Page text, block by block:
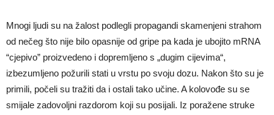
Mnogi ljudi su na žalost podlegli propagandi skamenjeni strahom
od nečeg što nije bilo opasnije od gripe pa kada je ubojito mRNA
“cjepivo” proizvedeno i dopremljeno s „dugim cijevima“,
izbezumljeno požurili stati u vrstu po svoju dozu. Nakon što su je
primili, počeli su tražiti da i ostali tako učine. A kolovođe su se
smijale zadovoljni razdorom koji su posijali. Iz poražene struke